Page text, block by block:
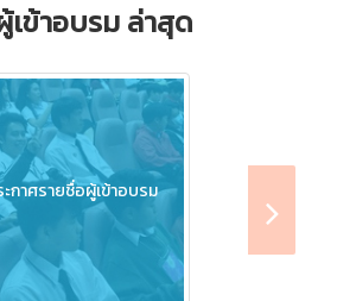
เข้าอบรม ล่าสุด
กาศรายชื่อผู้เข้าอบรม